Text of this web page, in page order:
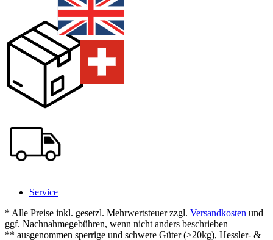
Service
* Alle Preise inkl. gesetzl. Mehrwertsteuer zzgl. Versandkosten und
ggf. Nachnahmegebühren, wenn nicht anders beschrieben
** ausgenommen sperrige und schwere Güter (>20kg), Hessler- &